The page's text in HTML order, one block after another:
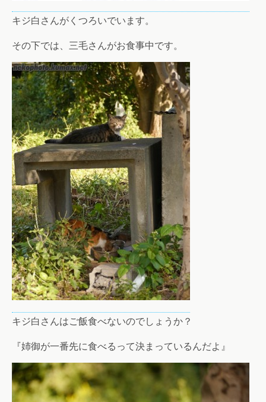
キジ白さんがくつろいでいます。
その下では、三毛さんがお食事中です。
キジ白さんはご飯食べないのでしょうか？
『姉御が一番先に食べるって決まっているんだよ』